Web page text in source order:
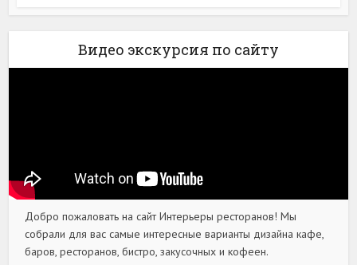
Видео экскурсия по сайту
Добро пожаловать на сайт Интерьеры ресторанов! Мы
собрали для вас самые интересные варианты дизайна кафе,
баров, ресторанов, бистро, закусочных и кофеен.